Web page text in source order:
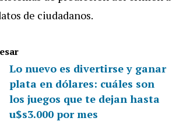
de ciudadanos.
Lo nuevo es divertirse y ganar
plata en dólares: cuáles son
los juegos que te dejan hasta
u$s3.000 por mes